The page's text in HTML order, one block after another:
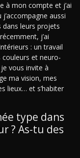
à mon compte et j’ai
aussi
dans leurs projets
j’ai
: un travail
couleurs et neuro-
vous invite à
ma vision, mes
lieux… et s’habiter
type dans
? As-tu des